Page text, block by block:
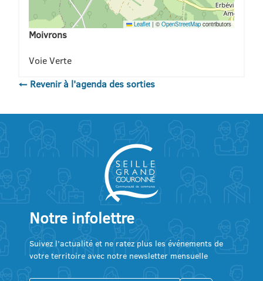
Leaflet | ©OpenStreetMap contributors
Moivrons
Voie Verte
← Revenir à l'agenda des sorties
Notre infolettre
Suivez l’actualité et ne ratez plus les événements de
votre territoire avec notre newsletter mensuelle